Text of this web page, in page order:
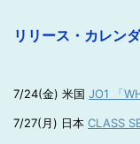
リリース・カレン
7/24(金) 米国 JO1 「
7/27(月) 日本 CLASS